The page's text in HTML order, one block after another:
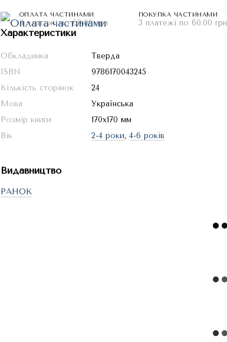
ОПЛАТА ЧАСТИНАМИ
3 платежі по 60.00 грн
ПОКУПКА ЧАСТИНАМИ
3 платежі по 60.00 грн
Характеристики
Обкладинка
Тверда
ISBN
9786170043245
Кількість сторінок
24
Мова
Українська
Розмір книги
170x170 мм
Вік
2-4 роки, 4-6 років
Видавництво
РАНОК